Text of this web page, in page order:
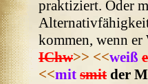
praktiziert. Oder
kommen, wenn
IChw>> <<weiß
<<mit smit der